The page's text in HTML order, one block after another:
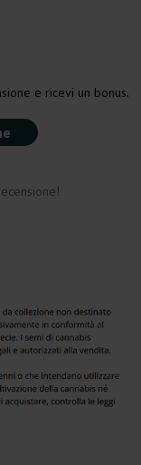
e ricevi un bonus.